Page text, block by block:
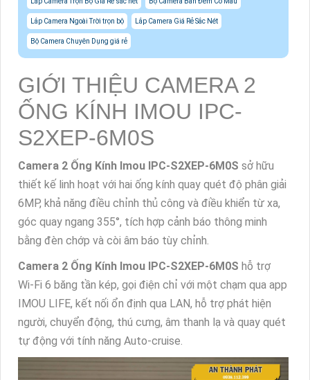
Lắp Camera Ngoài Trời trọn bộ Lắp Camera Giá Rẻ Sắc Nét
Bộ Camera Chuyên Dụng giá rẻ
GIỚI THIỆU CAMERA 2
ỐNG KÍNH IMOU IPC-
S2XEP-6M0S
Camera 2 Ống Kính Imou IPC-S2XEP-6M0S sở hữu
thiết kế linh hoạt với hai ống kính quay quét độ phân giải
6MP, khả năng điều chỉnh thủ công và điều khiển từ xa,
góc quay ngang 355°, tích hợp cảnh báo thông minh
bằng đèn chớp và còi âm báo tùy chỉnh.
Camera 2 Ống Kính Imou IPC-S2XEP-6M0S hỗ trợ
Wi-Fi 6 băng tần kép, gọi điện chỉ với một chạm qua app
IMOU LIFE, kết nối ổn định qua LAN, hỗ trợ phát hiện
người, chuyển động, thú cưng, âm thanh lạ và quay quét
tự động với tính năng Auto-cruise.